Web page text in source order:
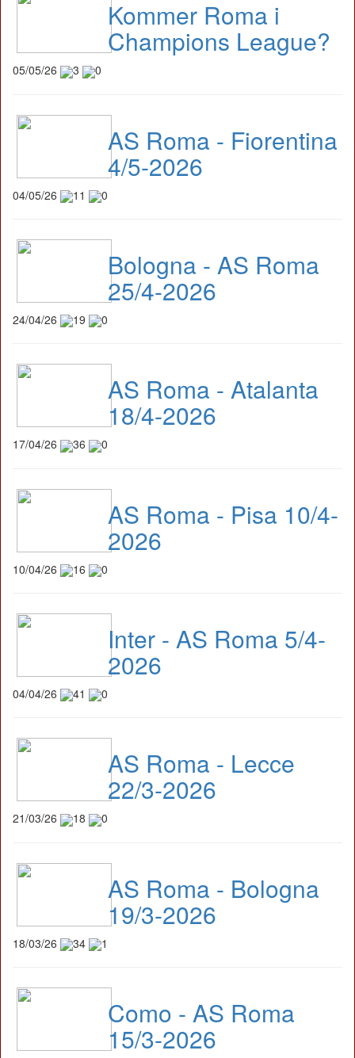
Kommer Roma i
Champions League?
05/05/26 3 0
AS Roma - Fiorentina
4/5-2026
04/05/26 11 0
Bologna - AS Roma
25/4-2026
24/04/26 19 0
AS Roma - Atalanta
18/4-2026
17/04/26 36 0
AS Roma - Pisa 10/4-
2026
10/04/26 16 0
Inter - AS Roma 5/4-
2026
04/04/26 41 0
AS Roma - Lecce
22/3-2026
21/03/26 18 0
AS Roma - Bologna
19/3-2026
18/03/26 34 1
Como - AS Roma
15/3-2026